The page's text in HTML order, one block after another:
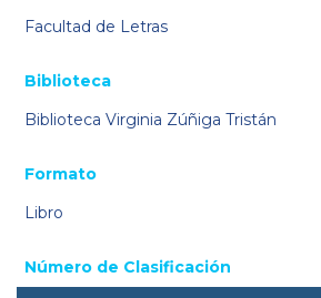
Facultad de Letras
Biblioteca
Biblioteca Virginia Zúñiga Tristán
Formato
Libro
Número de Clasificación